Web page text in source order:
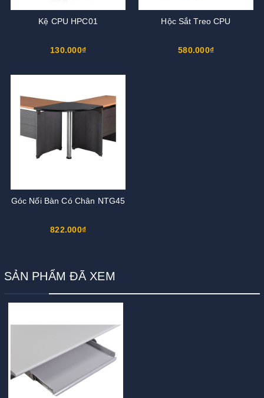
Kệ CPU HPC01
130.000₫
Hộc Sắt Treo CPU
580.000₫
Góc Nối Bàn Có Chân NTG45
822.000₫
SẢN PHẨM ĐÃ XEM